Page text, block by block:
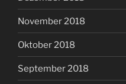
November 2018
Oktober 2018
September 2018